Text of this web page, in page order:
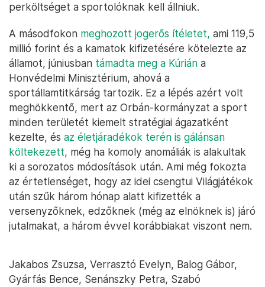
perköltséget a sportolóknak kell állniuk.
A másodfokon meghozott jogerős ítéletet, ami 119,5
millió forint és a kamatok kifizetésére kötelezte az
államot, júniusban támadta meg a Kúrián a
Honvédelmi Minisztérium, ahová a
sportállamtitkárság tartozik. Ez a lépés azért volt
meghökkentő, mert az Orbán-kormányzat a sport
minden területét kiemelt stratégiai ágazatként
kezelte, és az életjáradékok terén is gálánsan
költekezett, még ha komoly anomáliák is alakultak
ki a sorozatos módosítások után. Ami még fokozta
az értetlenséget, hogy az idei csengtui Világjátékok
után szűk három hónap alatt kifizették a
versenyzőknek, edzőknek (még az elnöknek is) járó
jutalmakat, a három évvel korábbiakat viszont nem.
Jakabos Zsuzsa, Verrasztó Evelyn, Balog Gábor,
Gyárfás Bence, Senánszky Petra, Szabó